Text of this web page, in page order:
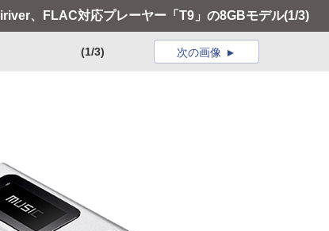
iriver、FLAC対応プレーヤー「T9」の8GBモデル(1/3)
(1/3) 次の画像